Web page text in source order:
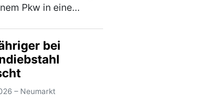
Pkw in eine
Fahrzeug
hatte, die zum
d…(mehr)
bei
– Neumarkt